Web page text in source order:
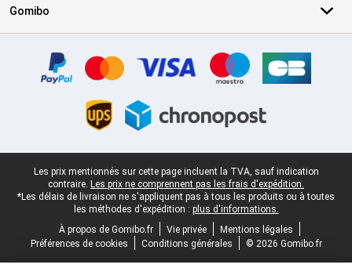
Gomibo
Pied-de-page légal
Les prix mentionnés sur cette page incluent la TVA, sauf indication
contraire. Les prix ne comprennent pas les frais d'expédition.
*Les délais de livraison ne s'appliquent pas à tous les produits ou à toutes
les méthodes d'expédition : plus d'informations.
À propos de Gomibo.fr
Vie privée
Mentions légales
Préférences de cookies
Conditions générales © 2026 Gomibo.fr